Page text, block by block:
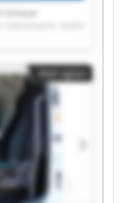
Schauer
GmbH
Gabelstapler GmbH
Gabelstapler GmbH
Gabelstapler GmbH
Mali oglasi